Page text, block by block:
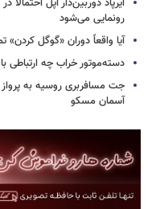
رونمایی می‌شود
آیا واقعاً دوران «گوگل
دسته‌موتور خراب چه ارتباطی
جت مسافربری روسیه به
آسمان مسکو